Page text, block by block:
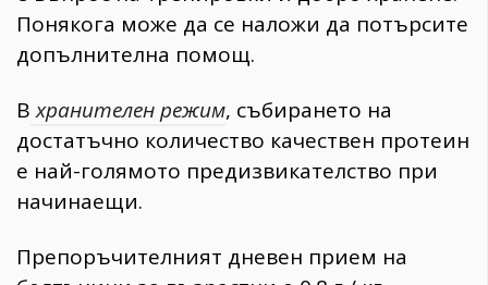
Понякога може да се наложи да потърсите
допълнителна помощ.
Вхранителен режим, събирането на
достатъчно количество качествен протеин
е най-голямото предизвикателство при
начинаещи.
Препоръчителният дневен прием на